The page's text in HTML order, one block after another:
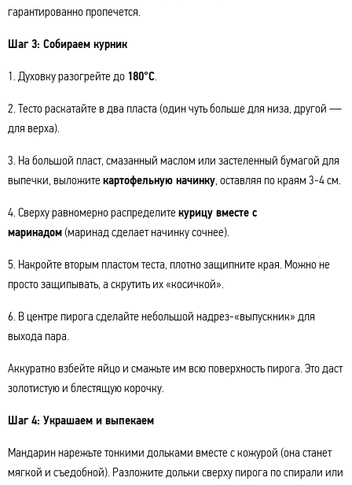
гарантированно пропечется.
Шаг 3: Собираем курник
1. Духовку разогрейте до 180°C.
2. Тесто раскатайте в два пласта (один чуть больше для низа, другой —
для верха).
3. На большой пласт, смазанный маслом или застеленный бумагой для
выпечки, выложите картофельную начинку, оставляя по краям 3-4 см.
4. Сверху равномерно распределите курицу вместе с
маринадом(маринад сделает начинку сочнее).
5. Накройте вторым пластом теста, плотно защипните края. Можно не
просто защипывать, а скрутить их «косичкой».
6. В центре пирога сделайте небольшой надрез-«выпускник» для
выхода пара.
Аккуратно взбейте яйцо и смажьте им всю поверхность пирога. Это даст
золотистую и блестящую корочку.
Шаг 4: Украшаем и выпекаем
Мандарин нарежьте тонкими дольками вместе с кожурой (она станет
мягкой и съедобной). Разложите дольки сверху пирога по спирали или